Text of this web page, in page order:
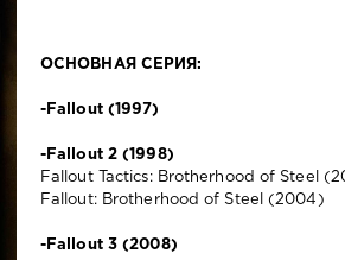
ОСНОВНАЯ СЕРИЯ:
-Fallout (1997)
-Fallout 2 (1998)
Fallout Tactics: Brotherhood of Steel
Fallout: Brotherhood of Steel (2004)
-Fallout 3 (2008)